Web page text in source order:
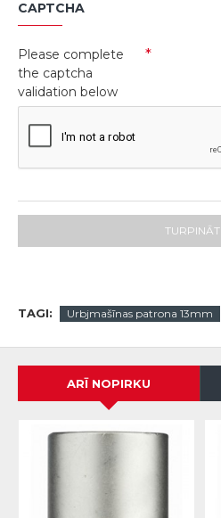
CAPTCHA
Please complete
the captcha
validation below
TURPINĀT
TAGI: Urbjmašīnas patrona 13mm
ARĪ NOPIRKU